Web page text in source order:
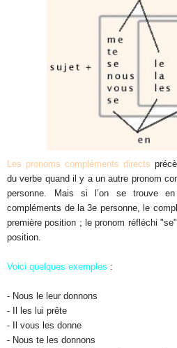
Les pronoms compléments directs
du verbe quand il y a un autre pronom
personne. Mais si l’on se trouve
compléments de la 3e personne, le
première position ; le pronom réfléchi
position.
Voici quelques exemples :
- Nous le leur donnons
- Il les lui prête
- Il vous les donne
- Nous te les donnons